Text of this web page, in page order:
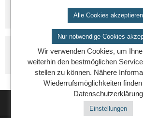
Alle Cookies akzeptieren
Nur notwendige Cookies
Wir verwenden Cookies, um
weiterhin den bestmöglichen
stellen zu können. Nähere
Wiederrufsmöglichkeiten
Datenschutzerklärung
Einstellungen